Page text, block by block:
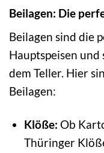
Beilagen: Die
Beilagen sind die
Hauptspeisen
dem Teller. Hier
Beilagen:
Klöße: Ob
Thüringer